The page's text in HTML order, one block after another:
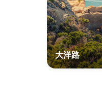
大洋路